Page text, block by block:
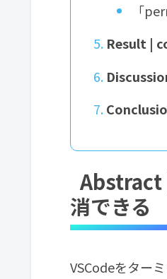
「
Result |
消できる
VSCodeをター